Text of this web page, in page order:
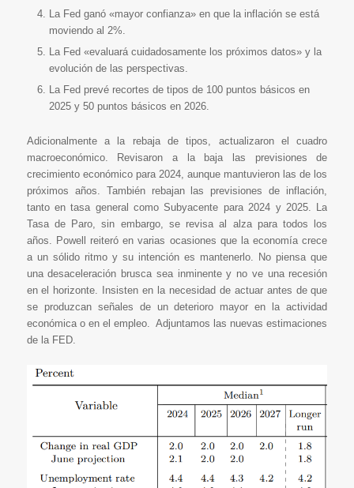
La Fed ganó «mayor confianza» en que la inflación se está
moviendo al 2%.
La Fed «evaluará cuidadosamente los próximos datos» y la
evolución de las perspectivas.
La Fed prevé recortes de tipos de 100 puntos básicos en
2025 y 50 puntos básicos en 2026.
Adicionalmente a la rebaja de tipos, actualizaron el cuadro
macroeconómico. Revisaron a la baja las previsiones de
crecimiento económico para 2024, aunque mantuvieron las de los
próximos años. También rebajan las previsiones de inflación,
tanto en tasa general como Subyacente para 2024 y 2025. La
Tasa de Paro, sin embargo, se revisa al alza para todos los
años. Powell reiteró en varias ocasiones que la economía crece
a un sólido ritmo y su intención es mantenerlo. No piensa que
una desaceleración brusca sea inminente y no ve una recesión
en el horizonte. Insisten en la necesidad de actuar antes de que
se produzcan señales de un deterioro mayor en la actividad
económica o en el empleo. Adjuntamos las nuevas estimaciones
de la FED.